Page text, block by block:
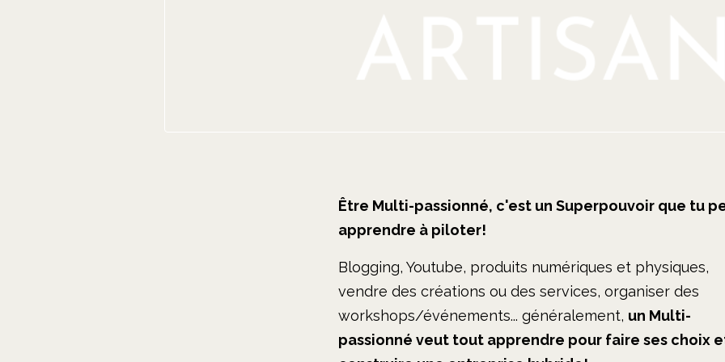
Être Multi-passionné, c'est un Superpouvoir que tu
apprendre à piloter!
Blogging, Youtube, produits numériques et physiques,
vendre des créations ou des services, organiser des
workshops/événements... généralement, un Multi-
passionné veut tout apprendre pour faire ses choix